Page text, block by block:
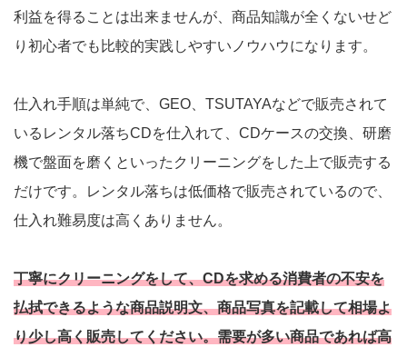
利益を得ることは出来ませんが、商品知識が全くないせど
り初心者でも比較的実践しやすいノウハウになります。
仕入れ手順は単純で、GEO、TSUTAYAなどで販売されて
いるレンタル落ちCDを仕入れて、CDケースの交換、研磨
機で盤面を磨くといったクリーニングをした上で販売する
だけです。レンタル落ちは低価格で販売されているので、
仕入れ難易度は高くありません。
丁寧にクリーニングをして、CDを求める消費者の不安を
払拭できるような商品説明文、商品写真を記載して相場よ
り少し高く販売してください。需要が多い商品であれば高